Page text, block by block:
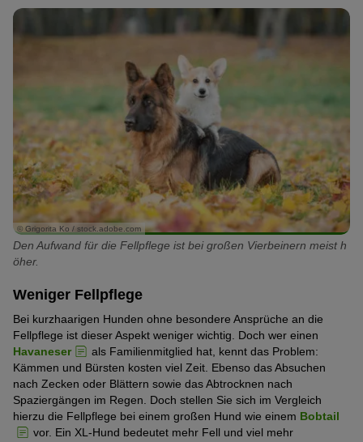
© Grigorita Ko / stock.adobe.com
Den Aufwand für die Fellpflege ist bei großen Vierbeinern meist h
öher.
Weniger Fellpflege
Bei kurzhaarigen Hunden ohne besondere Ansprüche an die
Fellpflege ist dieser Aspekt weniger wichtig. Doch wer einen
Havaneser
als Familienmitglied hat, kennt das Problem:
Kämmen und Bürsten kosten viel Zeit. Ebenso das Absuchen
nach Zecken oder Blättern sowie das Abtrocknen nach
Spaziergängen im Regen. Doch stellen Sie sich im Vergleich
hierzu die Fellpflege bei einem großen Hund wie einem Bobtail
vor. Ein XL-Hund bedeutet mehr Fell und viel mehr